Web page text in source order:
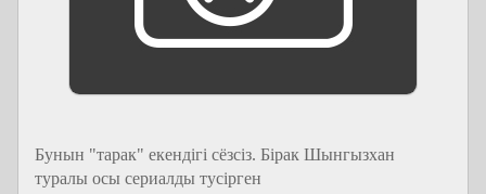
Бунын "тарак" екендiгi сёзсiз. Бiрак Шынгызхан
туралы осы сериалды тусiрген